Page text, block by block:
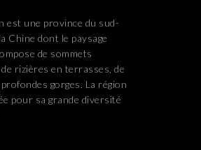
est une province du sud-
Chine dont le paysage
de sommets
de rizières en terrasses, de
gorges. La région
pour sa grande diversité